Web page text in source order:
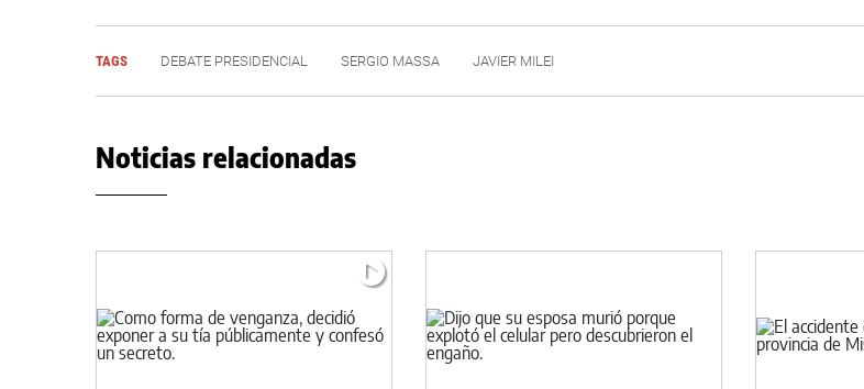
TAGS DEBATE PRESIDENCIAL SERGIO MASSA JAVIER MILEI
Noticias relacionadas